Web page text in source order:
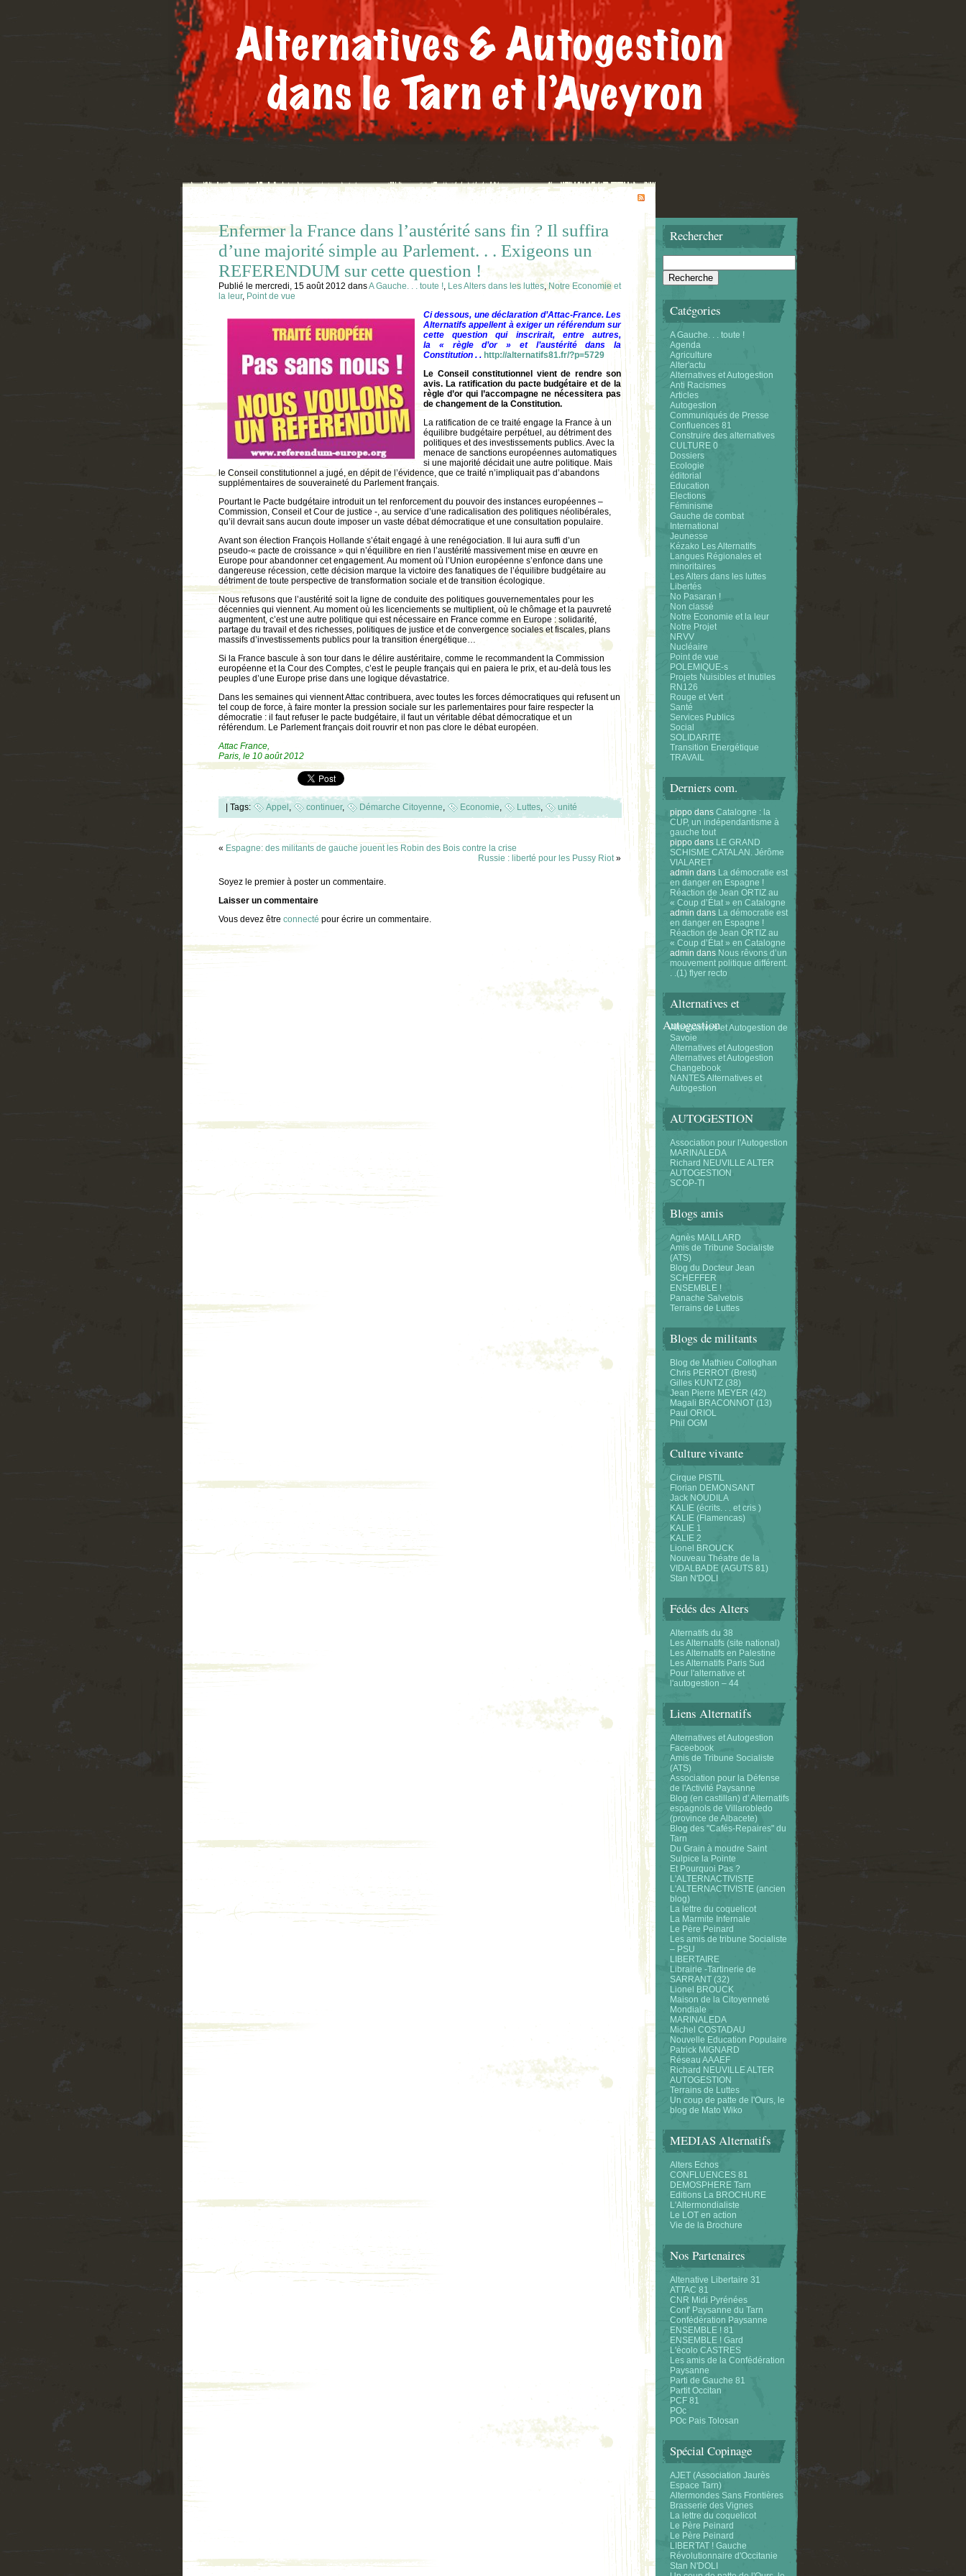
Enfermer la France dans l’austérité sans fin ? Il suffira
d’une majorité simple au Parlement. . . Exigeons un
REFERENDUM sur cette question !
Publié le mercredi, 15 août 2012 dansA Gauche. . . toute !, Les Alters dans les luttes,Notre Economie et
la leur, Point de vue
Ci dessous, une déclaration d’Attac-France. Les
Alternatifs appellent à exiger un référendum sur
cette question qui inscrirait, entre autres,
la « règle d’or » et l’austérité dans la
Constitution . . http://alternatifs81.fr/?p=5729
Le Conseil constitutionnel vient de rendre son
avis. La ratification du pacte budgétaire et de la
règle d’or qui l’accompagne ne nécessitera pas
de changement de la Constitution.
La ratification de ce traité engage la France à un
équilibre budgétaire perpétuel, au détriment des
politiques et des investissements publics. Avec la
menace de sanctions européennes automatiques
si une majorité décidait une autre politique. Mais
le Conseil constitutionnel a jugé, en dépit de l’évidence, que ce traité n’impliquait pas d’abandons
supplémentaires de souveraineté du Parlement français.
Pourtant le Pacte budgétaire introduit un tel renforcement du pouvoir des instances européennes –
Commission, Conseil et Cour de justice -, au service d’une radicalisation des politiques néolibérales,
qu’il devrait sans aucun doute imposer un vaste débat démocratique et une consultation populaire.
Avant son élection François Hollande s’était engagé à une renégociation. Il lui aura suffi d’un
pseudo-« pacte de croissance » qui n’équilibre en rien l’austérité massivement mise en œuvre en
Europe pour abandonner cet engagement. Au moment où l’Union européenne s’enfonce dans une
dangereuse récession, cette décision marque la victoire des fanatiques de l’équilibre budgétaire au
détriment de toute perspective de transformation sociale et de transition écologique.
Nous refusons que l’austérité soit la ligne de conduite des politiques gouvernementales pour les
décennies qui viennent. Au moment où les licenciements se multiplient, où le chômage et la pauvreté
augmentent, c’est une autre politique qui est nécessaire en France comme en Europe : solidarité,
partage du travail et des richesses, politiques de justice et de convergence sociales et fiscales, plans
massifs d’investissements publics pour la transition énergétique…
Si la France bascule à son tour dans le délire austéritaire, comme le recommandent la Commission
européenne et la Cour des Comptes, c’est le peuple français qui en paiera le prix, et au-delà tous les
peuples d’une Europe prise dans une logique dévastatrice.
Dans les semaines qui viennent Attac contribuera, avec toutes les forces démocratiques qui refusent un
tel coup de force, à faire monter la pression sociale sur les parlementaires pour faire respecter la
démocratie : il faut refuser le pacte budgétaire, il faut un véritable débat démocratique et un
référendum. Le Parlement français doit rouvrir et non pas clore le débat européen.
Attac France,
Paris, le 10 août 2012
Tags: Appel , continuer, Démarche Citoyenne, Economie, Luttes, unité
« Espagne: des militants de gauche jouent les Robin des Bois contre la crise
Russie : liberté pour les Pussy Riot»
Soyez le premier à poster un commentaire.
Laisser un commentaire
Vous devez être connecté pour écrire un commentaire.
Rechercher
Catégories
A Gauche. . . toute !
Agenda
Agriculture
Alter'actu
Alternatives et Autogestion
Anti Racismes
Articles
Autogestion
Communiqués de Presse
Confluences 81
Construire des alternatives
CULTURE 0
Dossiers
Ecologie
éditorial
Education
Elections
Féminisme
Gauche de combat
International
Jeunesse
Kézako Les Alternatifs
Langues Régionales et
minoritaires
Les Alters dans les luttes
Libertés
No Pasaran !
Non classé
Notre Economie et la leur
Notre Projet
NRVV
Nucléaire
Point de vue
POLEMIQUE-s
Projets Nuisibles et Inutiles
RN126
Rouge et Vert
Santé
Services Publics
Social
SOLIDARITE
Transition Energétique
TRAVAIL
Derniers com.
pippo dans Catalogne : la
CUP, un indépendantisme à
gauche tout
pippo dans LE GRAND
SCHISME CATALAN. Jérôme
VIALARET
admin dans La démocratie est
en danger en Espagne !
Réaction de Jean ORTIZ au
« Coup d’État » en Catalogne
admin dans La démocratie est
en danger en Espagne !
Réaction de Jean ORTIZ au
« Coup d’État » en Catalogne
admin dans Nous rêvons d’un
mouvement politique différent.
. .(1) flyer recto
Alternatives et
Autogestion
Alternatifves et Autogestion de
Savoie
Alternatives et Autogestion
Alternatives et Autogestion
Changebook
NANTES Alternatives et
Autogestion
AUTOGESTION
Association pour l'Autogestion
MARINALEDA
Richard NEUVILLE ALTER
AUTOGESTION
SCOP-TI
Blogs amis
Agnès MAILLARD
Amis de Tribune Socialiste
(ATS)
Blog du Docteur Jean
SCHEFFER
ENSEMBLE !
Panache Salvetois
Terrains de Luttes
Blogs de militants
Blog de Mathieu Colloghan
Chris PERROT (Brest)
Gilles KUNTZ (38)
Jean Pierre MEYER (42)
Magali BRACONNOT (13)
Paul ORIOL
Phil OGM
Culture vivante
Cirque PISTIL
Florian DEMONSANT
Jack NOUDILA
KALIE (écrits. . . et cris )
KALIE (Flamencas)
KALIE 1
KALIE 2
Lionel BROUCK
Nouveau Théatre de la
VIDALBADE (AGUTS 81)
Stan N'DOLI
Fédés des Alters
Alternatifs du 38
Les Alternatifs (site national)
Les Alternatifs en Palestine
Les Alternatifs Paris Sud
Pour l'alternative et
l'autogestion – 44
Liens Alternatifs
Alternatives et Autogestion
Faceebook
Amis de Tribune Socialiste
(ATS)
Association pour la Défense
de l'Activité Paysanne
Blog (en castillan) d' Alternatifs
espagnols de Villarobledo
(province de Albacete)
Blog des "Cafés-Repaires" du
Tarn
Du Grain à moudre Saint
Sulpice la Pointe
Et Pourquoi Pas ?
L'ALTERNACTIVISTE
L'ALTERNACTIVISTE (ancien
blog)
La lettre du coquelicot
La Marmite Infernale
Le Père Peinard
Les amis de tribune Socialiste
– PSU
LIBERTAIRE
Librairie -Tartinerie de
SARRANT (32)
Lionel BROUCK
Maison de la Citoyenneté
Mondiale
MARINALEDA
Michel COSTADAU
Nouvelle Education Populaire
Patrick MIGNARD
Réseau AAAEF
Richard NEUVILLE ALTER
AUTOGESTION
Terrains de Luttes
Un coup de patte de l'Ours, le
blog de Mato Wiko
MEDIAS Alternatifs
Alters Echos
CONFLUENCES 81
DEMOSPHERE Tarn
Editions La BROCHURE
L'Altermondialiste
Le LOT en action
Vie de la Brochure
Nos Partenaires
Altenative Libertaire 31
ATTAC 81
CNR Midi Pyrénées
Conf' Paysanne du Tarn
Confédération Paysanne
ENSEMBLE ! 81
ENSEMBLE ! Gard
L'écolo CASTRES
Les amis de la Confédération
Paysanne
Parti de Gauche 81
Partit Occitan
PCF 81
POc
POc Pais Tolosan
Spécial Copinage
AJET (Association Jaurès
Espace Tarn)
Altermondes Sans Frontières
Brasserie des Vignes
La lettre du coquelicot
Le Père Peinard
Le Père Peinard
LIBERTAT ! Gauche
Révolutionnaire d'Occitanie
Stan N'DOLI